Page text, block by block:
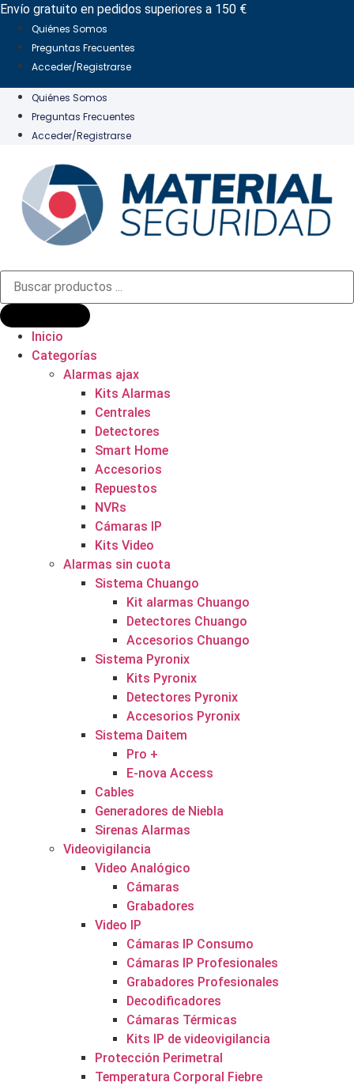
Ir
contenido
Envío gratuito en pedidos superiores a 150 €
Quiénes Somos
Preguntas Frecuentes
Acceder/Registrarse
Quiénes Somos
Preguntas Frecuentes
Acceder/Registrarse
Búsqueda
productos
Inicio
Categorías
Alarmas ajax
Kits Alarmas
Centrales
Detectores
Smart Home
Accesorios
Repuestos
NVRs
Cámaras IP
Kits Video
Alarmas sin cuota
Sistema Chuango
Kit alarmas Chuango
Detectores Chuango
Accesorios Chuango
Sistema Pyronix
Kits Pyronix
Detectores Pyronix
Accesorios Pyronix
Sistema Daitem
Pro +
E-nova Access
Cables
Generadores de Niebla
Sirenas Alarmas
Videovigilancia
Video Analógico
Cámaras
Grabadores
Video IP
Cámaras IP Consumo
Cámaras IP Profesionales
Grabadores Profesionales
Decodificadores
Cámaras Térmicas
Kits IP de videovigilancia
Protección Perimetral
Temperatura Corporal Fiebre